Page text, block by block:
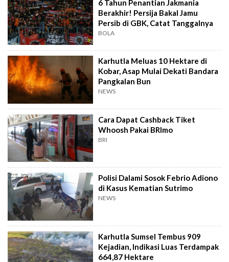
6 Tahun Penantian Jakmania
Berakhir! Persija Bakal Jamu
Persib di GBK, Catat Tanggalnya
BOLA
Karhutla Meluas 10 Hektare di
Kobar, Asap Mulai Dekati Bandara
Pangkalan Bun
NEWS
Cara Dapat Cashback Tiket
Whoosh Pakai BRImo
BRI
Polisi Dalami Sosok Febrio Adiono
di Kasus Kematian Sutrimo
NEWS
Karhutla Sumsel Tembus 909
Kejadian, Indikasi Luas Terdampak
664,87 Hektare